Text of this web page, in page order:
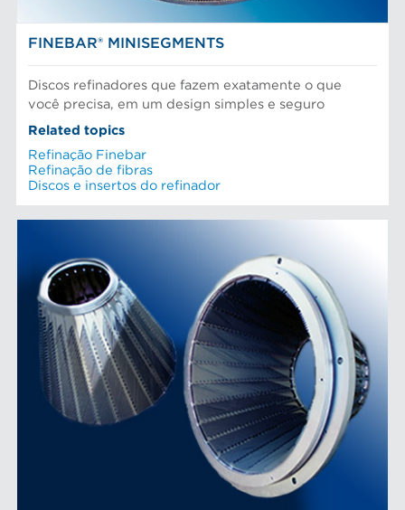
FINEBAR® MINISEGMENTS
Discos refinadores que fazem exatamente o que
você precisa, em um design simples e seguro
Related topics
Refinação Finebar
Refinação de fibras
Discos e insertos do refinador